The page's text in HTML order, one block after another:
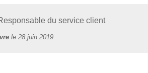
du service client
le 28 juin 2019